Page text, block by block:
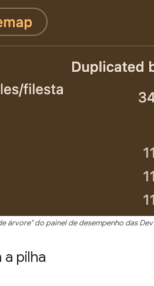
árvore" do painel de desempenho das
pilha